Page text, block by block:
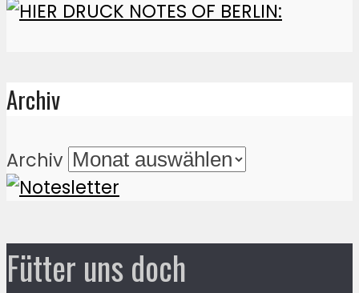
Archiv
Archiv
Fütter uns doch